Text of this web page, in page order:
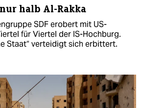
halb Al-Rakka
SDF erobert mit US-
für Viertel der IS-Hochburg.
Staat“ verteidigt sich erbittert.